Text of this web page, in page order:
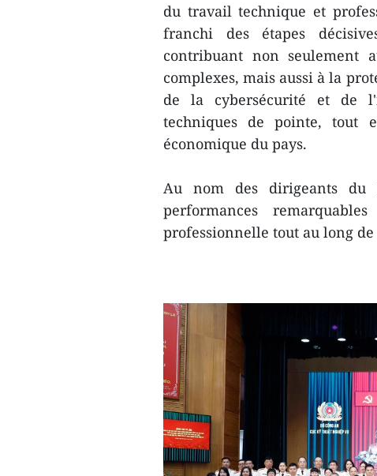
du travail technique et
franchi des étapes
contribuant non seulement
complexes, mais aussi à la
de la cybersécurité et de
techniques de pointe, tout
économique du pays.
Au nom des dirigeants
performances
professionnelle tout au long